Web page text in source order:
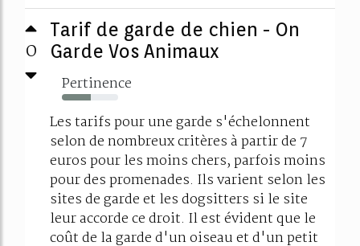
0
Tarif de garde de chien - On
Garde Vos Animaux
Pertinence
51%
Les tarifs pour une garde s'échelonnent
selon de nombreux critères à partir de 7
euros pour les moins chers, parfois moins
pour des promenades. Ils varient selon les
sites de garde et les dogsitters si le site
leur accorde ce droit. Il est évident que le
coût de la garde d'un oiseau et d'un petit